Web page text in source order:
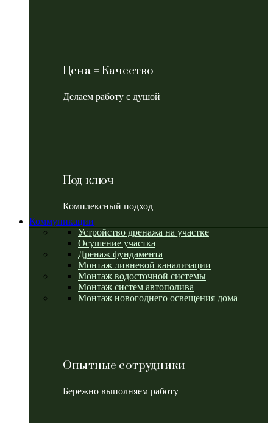
Цена = Качество
Делаем работу с душой
Под ключ
Комплексный подход
Коммуникации
Устройство дренажа на участке
Осушение участка
Дренаж фундамента
Монтаж ливневой канализации
Монтаж водосточной системы
Монтаж систем автополива
Монтаж новогоднего освещения дома
Опытные сотрудники
Бережно выполняем работу